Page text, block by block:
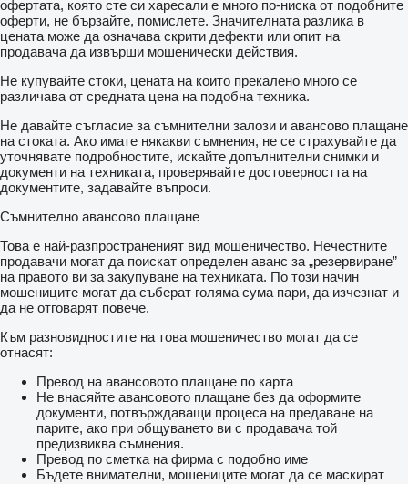
офертата, която сте си харесали е много по-ниска от подобните
оферти, не бързайте, помислете. Значителната разлика в
цената може да означава скрити дефекти или опит на
продавача да извърши мошенически действия.
Не купувайте стоки, цената на които прекалено много се
различава от средната цена на подобна техника.
Не давайте съгласие за съмнителни залози и авансово плащане
на стоката. Ако имате някакви съмнения, не се страхувайте да
уточнявате подробностите, искайте допълнителни снимки и
документи на техниката, проверявайте достоверността на
документите, задавайте въпроси.
Съмнително авансово плащане
Това е най-разпространеният вид мошеничество. Нечестните
продавачи могат да поискат определен аванс за „резервиране”
на правото ви за закупуване на техниката. По този начин
мошениците могат да съберат голяма сума пари, да изчезнат и
да не отговарят повече.
Към разновидностите на това мошеничество могат да се
отнасят:
Превод на авансовото плащане по карта
Не внасяйте авансовото плащане без да оформите
документи, потвърждаващи процеса на предаване на
парите, ако при общуването ви с продавача той
предизвиква съмнения.
Превод по сметка на фирма с подобно име
Бъдете внимателни, мошениците могат да се маскират